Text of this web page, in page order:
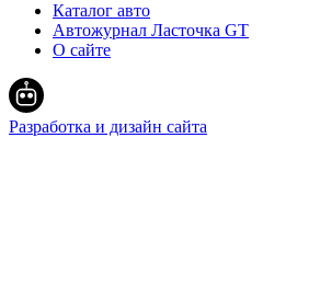
Каталог авто
Автожурнал Ласточка GT
О сайте
Разработка и дизайн сайта